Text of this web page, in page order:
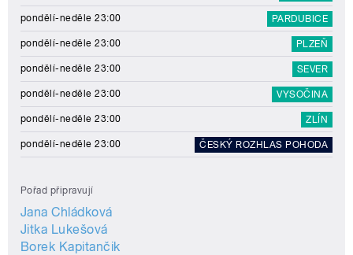
pondělí-neděle 23:00 PARDUBICE
pondělí-neděle 23:00 PLZEŇ
pondělí-neděle 23:00 SEVER
pondělí-neděle 23:00 VYSOČINA
pondělí-neděle 23:00 ZLÍN
pondělí-neděle 23:00 ČESKÝ ROZHLAS POHODA
Pořad připravují
Jana Chládková
Jitka Lukešová
Borek Kapitančik